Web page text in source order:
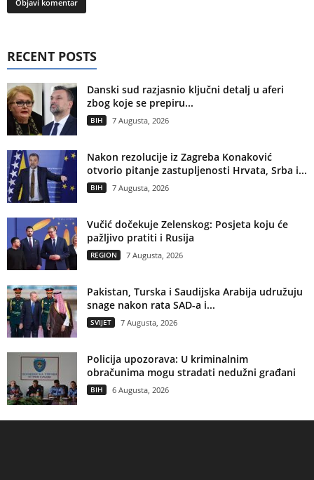
RECENT POSTS
Danski sud razjasnio ključni detalj u aferi
zbog koje se prepiru...
BIH 7 Augusta, 2026
Nakon rezolucije iz Zagreba Konaković
otvorio pitanje zastupljenosti Hrvata, Srba i...
BIH 7 Augusta, 2026
Vučić dočekuje Zelenskog: Posjeta koju će
pažljivo pratiti i Rusija
REGION 7 Augusta, 2026
Pakistan, Turska i Saudijska Arabija udružuju
snage nakon rata SAD-a i...
SVIJET 7 Augusta, 2026
Policija upozorava: U kriminalnim
obračunima mogu stradati nedužni građani
BIH 6 Augusta, 2026